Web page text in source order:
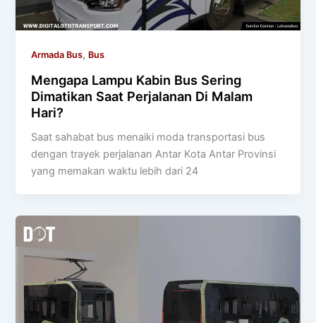
Armada Bus, Bus
Mengapa Lampu Kabin Bus Sering
Dimatikan Saat Perjalanan Di Malam
Hari?
Saat sahabat bus menaiki moda transportasi bus
dengan trayek perjalanan Antar Kota Antar Provinsi
yang memakan waktu lebih dari 24